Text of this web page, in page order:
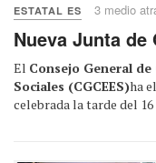
ESTATAL ES 3 medio
Nueva Junta de
El Consejo General de
Sociales (CGCEES)ha
celebrada la tarde del 16